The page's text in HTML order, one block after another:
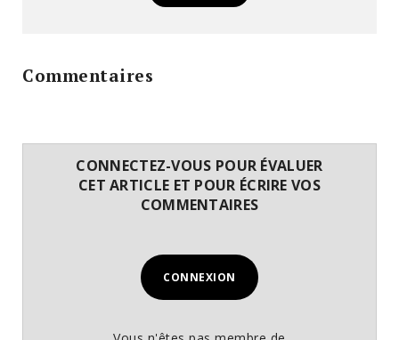
Commentaires
CONNECTEZ-VOUS POUR ÉVALUER
CET ARTICLE ET POUR ÉCRIRE VOS
COMMENTAIRES
CONNEXION